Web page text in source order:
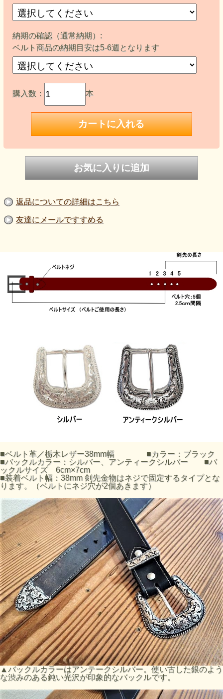
納期の確認（通常納期）:
ベルト商品の納期目安は5-6週となります
購入数： 本
返品についての詳細はこちら
友達にメールですすめる
■ベルト革／栃木レザー38mm幅 ■カラー：ブラック
■バックルカラー：シルバー、アンティークシルバー ■バ
ックルサイズ 6cm×7cm
■装着ベルト幅：38mm 剣先金物はネジで固定するタイプとな
ります。（ベルトにネジ穴が2個あきます）
▲バックルカラーはアンテークシルバー。使い古した銀のよう
な渋みのある鈍い光沢が印象的なバックルです。